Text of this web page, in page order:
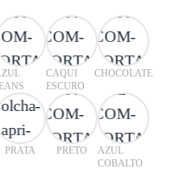
CAQUI
ESCURO
CHOCOLATE
PRATA PRETO
AZUL
COBALTO